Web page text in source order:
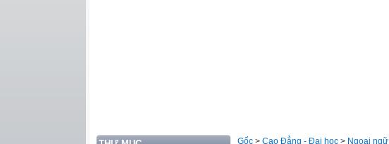
Gốc > Cao Đẳng - Đại học > Ngoại ngữ